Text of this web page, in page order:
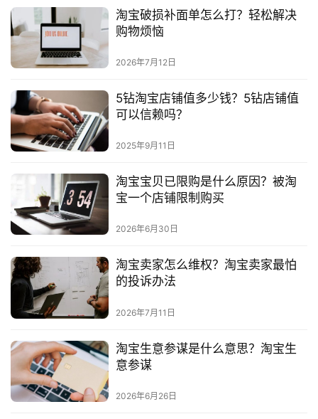
淘宝破损补面单怎么打？轻松解决
购物烦恼
2026年7月12日
5钻淘宝店铺值多少钱？5钻店铺值
可以信赖吗？
2025年9月11日
淘宝宝贝已限购是什么原因？被淘
宝一个店铺限制购买
2026年6月30日
淘宝卖家怎么维权？淘宝卖家最怕
的投诉办法
2026年7月11日
淘宝生意参谋是什么意思？淘宝生
意参谋
2026年6月26日